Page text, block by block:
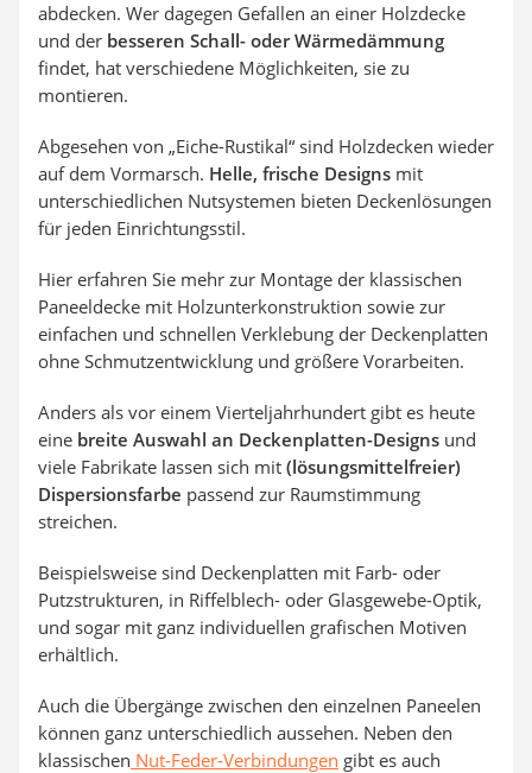
abdecken. Wer dagegen Gefallen an einer Holzdecke
und der besseren Schall- oder Wärmedämmung
findet, hat verschiedene Möglichkeiten, sie zu
montieren.
Abgesehen von „Eiche-Rustikal“ sind Holzdecken wieder
auf dem Vormarsch. Helle, frische Designs mit
unterschiedlichen Nutsystemen bieten Deckenlösungen
für jeden Einrichtungsstil.
Hier erfahren Sie mehr zur Montage der klassischen
Paneeldecke mit Holzunterkonstruktion sowie zur
einfachen und schnellen Verklebung der Deckenplatten
ohne Schmutzentwicklung und größere Vorarbeiten.
Anders als vor einem Vierteljahrhundert gibt es heute
eine breite Auswahl an Deckenplatten-Designs und
viele Fabrikate lassen sich mit (lösungsmittelfreier)
Dispersionsfarbe passend zur Raumstimmung
streichen.
Beispielsweise sind Deckenplatten mit Farb- oder
Putzstrukturen, in Riffelblech- oder Glasgewebe-Optik,
und sogar mit ganz individuellen grafischen Motiven
erhältlich.
Auch die Übergänge zwischen den einzelnen Paneelen
können ganz unterschiedlich aussehen. Neben den
klassischen Nut-Feder-Verbindungen gibt es auch